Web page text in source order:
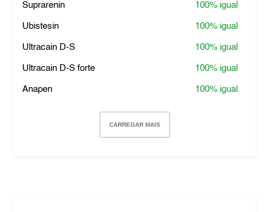
Suprarenin 100% igual
Ubistesin 100% igual
Ultracain D-S 100% igual
Ultracain D-S forte 100% igual
Anapen 100% igual
CARREGAR MAIS